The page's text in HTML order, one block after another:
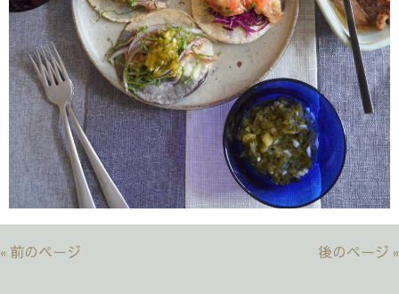
« 前のページ 後のページ »